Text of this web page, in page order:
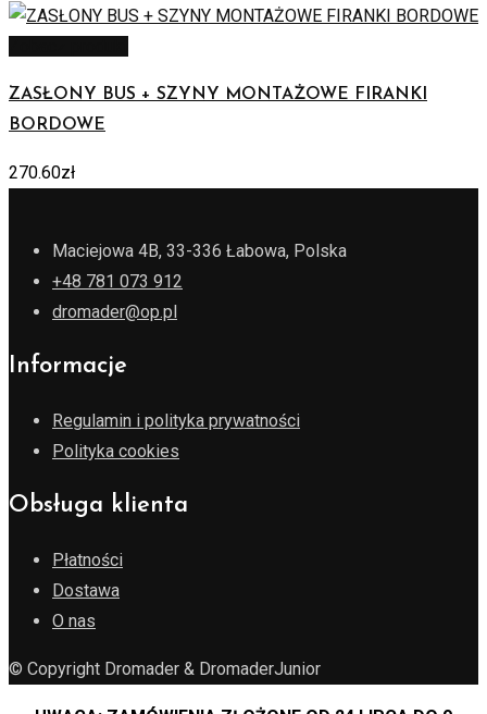
ZASŁONY BUS + SZYNY MONTAŻOWE FIRANKI
BORDOWE
270.60zł
Maciejowa 4B, 33-336 Łabowa, Polska
+48 781 073 912
dromader@op.pl
Informacje
Regulamin i polityka prywatności
Polityka cookies
Obsługa klienta
Płatności
Dostawa
O nas
© Copyright Dromader & DromaderJunior